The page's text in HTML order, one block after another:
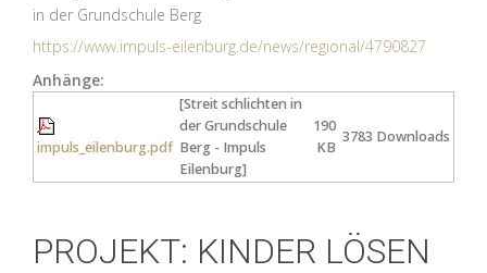
in der Grundschule Berg
https://www.impuls-eilenburg.de/news/regional/4790827
Anhänge:
impuls_eilenburg.pdf
[Streit schlichten in
der Grundschule
Berg - Impuls
Eilenburg]
190
KB
3783 Downloads
PROJEKT: KINDER LÖSEN